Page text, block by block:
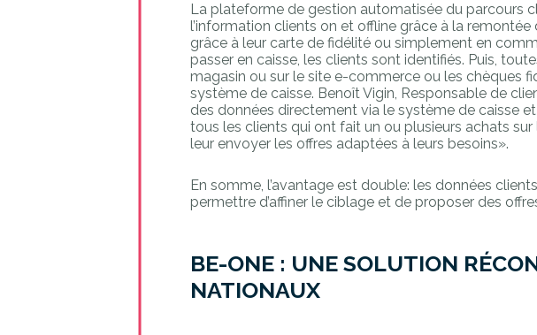
La plateforme de gestion automatisée du parcours
l’information clients on et offline grâce à la
grâce à leur carte de fidélité ou simplement en
passer en caisse, les clients sont identifiés. Puis,
magasin ou sur le site e-commerce ou les chèques
système de caisse. Benoît Vigin, Responsable de
des données directement via le système de caisse
tous les clients qui ont fait un ou plusieurs achats
leur envoyer les offres adaptées à leurs besoins».
En somme, l’avantage est double: les données
permettre d’affiner le ciblage et de proposer des
BE-ONE : UNE SOLUTION
NATIONAUX